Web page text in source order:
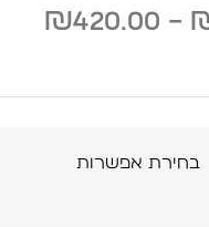
–
₪420.00